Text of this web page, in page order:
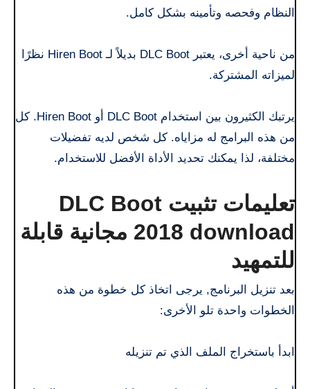
النظام وفحصه وتأمينه بشكل كامل.
من ناحية أخرى، يعتبر DLC Boot بديلاً لـ Hiren Boot نظرًا
لميزاته المشتركة.
يرتبك الكثيرون بين استخدام DLC Boot أو Hiren Boot. كل
من هذه البرامج له مزاياه. كل شخص لديه تفضيلات
مختلفة، لذا يمكنك تحديد الأداة الأفضل للاستخدام.
تعليمات تثبيت DLC Boot
2018 download مجانية قابلة
للتمهيد
بعد تنزيل البرنامج, يرجى اتخاذ كل خطوة من هذه
الخطوات واحدة تلو الأخرى:
ابدأ باستخراج الملف الذي تم تنزيله